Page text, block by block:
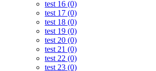
test 16 (0)
test 17 (0)
test 18 (0)
test 19 (0)
test 20 (0)
test 21 (0)
test 22 (0)
test 23 (0)